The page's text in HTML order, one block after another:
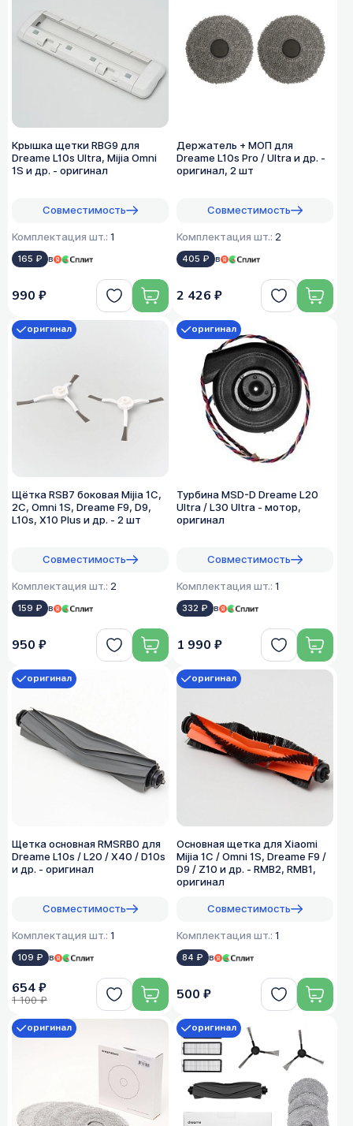
Крышка щетки RBG9 для
Dreame L10s Ultra, Mijia Omni
1S и др. - оригинал
Совместимость
Комплектация шт.: 1
165 ₽ в
990 ₽
Держатель + МОП для
Dreame L10s Pro / Ultra и др. -
оригинал, 2 шт
Совместимость
Комплектация шт.: 2
405 ₽ в
2 426 ₽
Щётка RSB7 боковая Mijia 1C,
2C, Omni 1S, Dreame F9, D9,
L10s, X10 Plus и др. - 2 шт
Совместимость
Комплектация шт.: 2
159 ₽ в
оригинал
950 ₽
Турбина MSD-D Dreame L20
Ultra / L30 Ultra - мотор,
оригинал
Совместимость
Комплектация шт.: 1
332 ₽ в
оригинал
1 990 ₽
Щетка основная RMSRB0 для
Dreame L10s / L20 / X40 / D10s
и др. - оригинал
Совместимость
Комплектация шт.: 1
109 ₽ в
оригинал
654 ₽
1 100 ₽
Основная щетка для Xiaomi
Mijia 1C / Omni 1S, Dreame F9 /
D9 / Z10 и др. - RMB2, RMB1,
оригинал
Совместимость
Комплектация шт.: 1
84 ₽ в
оригинал
500 ₽
оригинал оригинал